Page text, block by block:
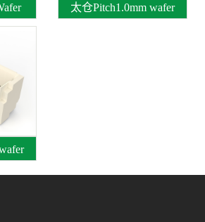
太仓Pitch1.0mm wafer